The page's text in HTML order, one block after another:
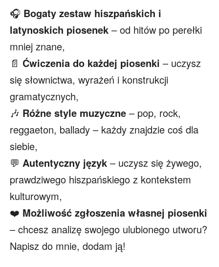
🎧 Bogaty zestaw hiszpańskich i
latynoskich piosenek – od hitów po perełki
mniej znane,
📄 Ćwiczenia do każdej piosenki – uczysz
się słownictwa, wyrażeń i konstrukcji
gramatycznych,
🎶 Różne style muzyczne – pop, rock,
reggaeton, ballady – każdy znajdzie coś dla
siebie,
💬 Autentyczny język – uczysz się żywego,
prawdziwego hiszpańskiego z kontekstem
kulturowym,
❤️ Możliwość zgłoszenia własnej piosenki
– chcesz analizę swojego ulubionego utworu?
Napisz do mnie, dodam ją!